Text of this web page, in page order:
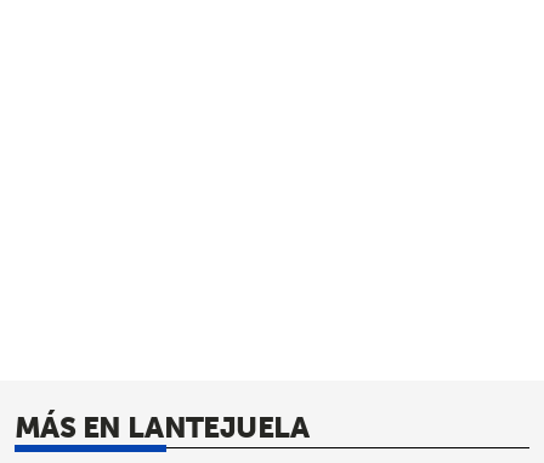
MÁS EN LANTEJUELA